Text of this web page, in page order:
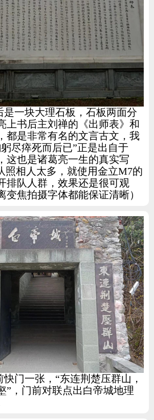
是一块大理石板，石板两面分
上书后主刘禅的《出师表》和
都是非常有名的文言古文，我
尽瘁死而后已”正是出自于
这也是诸葛亮一生的真实写
照相人太多，就使用金立M7的
排队人群，效果还是很可观
变焦拍摄字体都能保证清晰）
门一张，“东连荆楚压群山，
”，门前对联点出白帝城地理